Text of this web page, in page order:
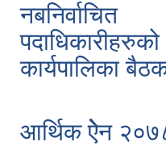
नबनिर्वाचित
कार्यपालिका
आर्थिक ऐेन